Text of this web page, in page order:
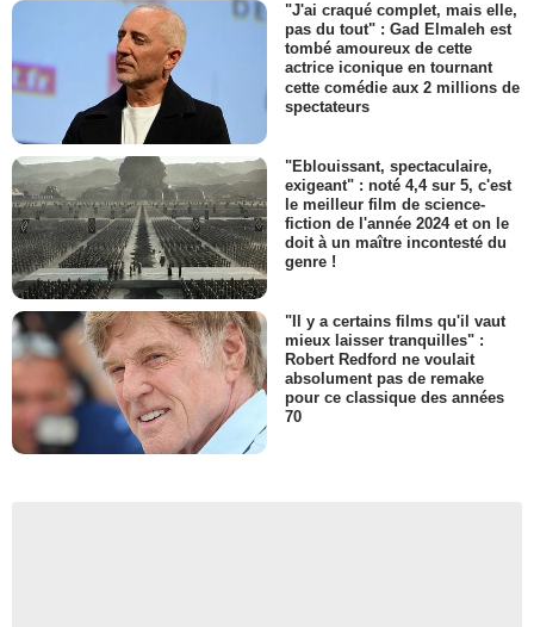
"J'ai craqué complet, mais elle,
pas du tout" : Gad Elmaleh est
tombé amoureux de cette
actrice iconique en tournant
cette comédie aux 2 millions de
spectateurs
"Eblouissant, spectaculaire,
exigeant" : noté 4,4 sur 5, c'est
le meilleur film de science-
fiction de l'année 2024 et on le
doit à un maître incontesté du
genre !
"Il y a certains films qu'il vaut
mieux laisser tranquilles" :
Robert Redford ne voulait
absolument pas de remake
pour ce classique des années
70